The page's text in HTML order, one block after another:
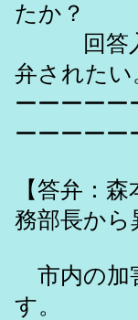
たか？
回答入手
弁されたい
ーーーーー
ーーーーー
【答弁：
務部長から
市内の加
す。